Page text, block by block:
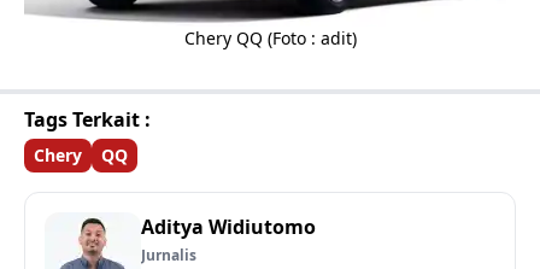
Chery QQ (Foto : adit)
Tags Terkait :
Chery QQ
Aditya Widiutomo
Jurnalis